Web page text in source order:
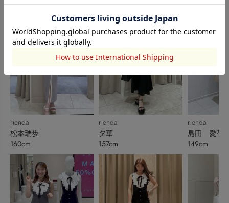
rienda
松本瑞歩
160cm
rienda
夕華
157cm
rienda
島田 愛花
149cm